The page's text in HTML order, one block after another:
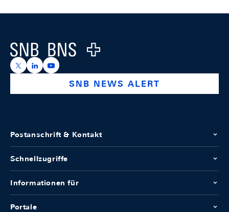
Logo
https://x.com/snb_bns
https://ch.linkedin.com/company/swiss-national-
https://www.youtube.com/@swissnationalbank
SNB NEWS ALERT
Postanschrift & Kontakt
Schnellzugriffe
Informationen für
Portale